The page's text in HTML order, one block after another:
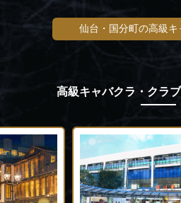
仙台・国分町の高級
高級キャバクラ・クラ